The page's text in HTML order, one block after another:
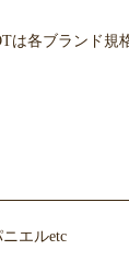
各ブランド規
エルetc